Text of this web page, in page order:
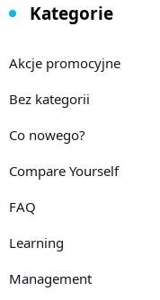
Kategorie
Akcje promocyjne
Bez kategorii
Co nowego?
Compare Yourself
FAQ
Learning
Management